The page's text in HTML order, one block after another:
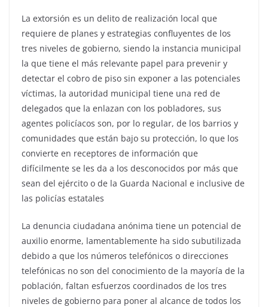
La extorsión es un delito de realización local que
requiere de planes y estrategias confluyentes de los
tres niveles de gobierno, siendo la instancia municipal
la que tiene el más relevante papel para prevenir y
detectar el cobro de piso sin exponer a las potenciales
víctimas, la autoridad municipal tiene una red de
delegados que la enlazan con los pobladores, sus
agentes policíacos son, por lo regular, de los barrios y
comunidades que están bajo su protección, lo que los
convierte en receptores de información que
difícilmente se les da a los desconocidos por más que
sean del ejército o de la Guarda Nacional e inclusive de
las policías estatales
La denuncia ciudadana anónima tiene un potencial de
auxilio enorme, lamentablemente ha sido subutilizada
debido a que los números telefónicos o direcciones
telefónicas no son del conocimiento de la mayoría de la
población, faltan esfuerzos coordinados de los tres
niveles de gobierno para poner al alcance de todos los